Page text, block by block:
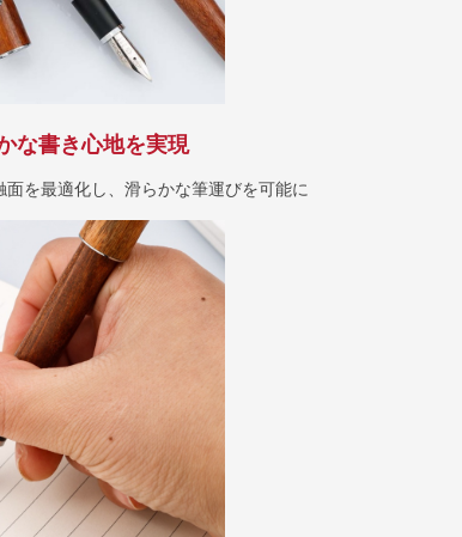
な書き心地を実現
を最適化し、滑らかな筆運びを可能に